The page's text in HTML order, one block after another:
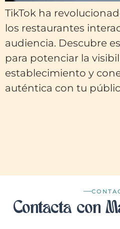
TikTok ha
los restaurantes
audiencia. Descubre
para potenciar la
establecimiento y
auténtica con tu
Contacta con